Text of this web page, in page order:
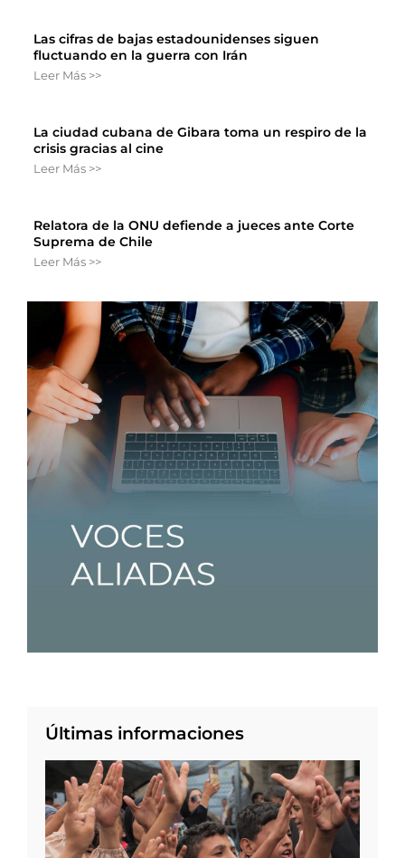
Las cifras de bajas estadounidenses siguen
fluctuando en la guerra con Irán
Leer Más >>
La ciudad cubana de Gibara toma un respiro de la
crisis gracias al cine
Leer Más >>
Relatora de la ONU defiende a jueces ante Corte
Suprema de Chile
Leer Más >>
Últimas informaciones